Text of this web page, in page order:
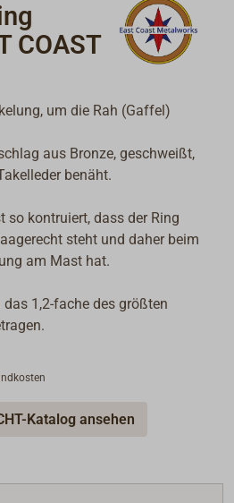
COAST
um die Rah (Gaffel)
aus Bronze, geschweißt,
benäht.
so kontruiert, dass der Ring
steht und daher beim
am Mast hat.
1,2-fache des größten
Katalog ansehen